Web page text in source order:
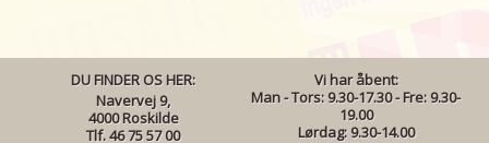
DU FINDER OS HER:
Navervej 9,
4000 Roskilde
Tlf. 46 75 57 00
Vi har åbent:
Man - Tors: 9.30-17.30 - Fre: 9.30-
19.00
Lørdag: 9.30-14.00